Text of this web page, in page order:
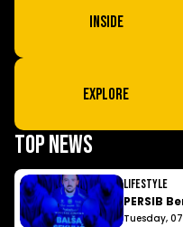
Inside
Explore
Top News
LIfestyle
PERSIB
Bersih
Tuesday,